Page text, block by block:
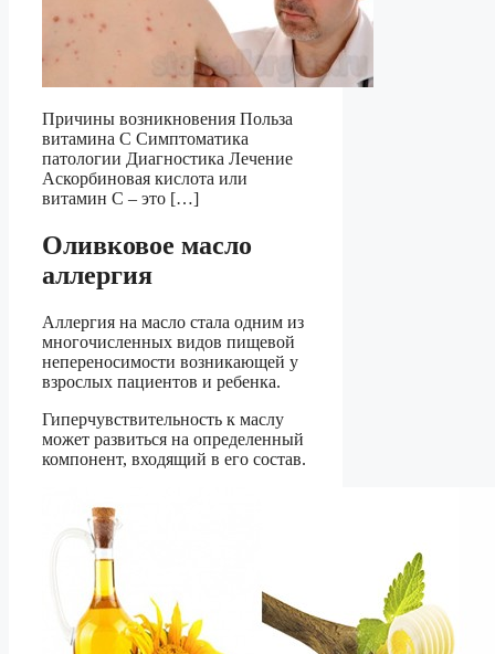
Причины возникновения Польза
витамина С Симптоматика
патологии Диагностика Лечение
Аскорбиновая кислота или
витамин С – это […]
Оливковое масло
аллергия
Аллергия на масло стала одним из
многочисленных видов пищевой
непереносимости возникающей у
взрослых пациентов и ребенка.
Гиперчувствительность к маслу
может развиться на определенный
компонент, входящий в его состав.